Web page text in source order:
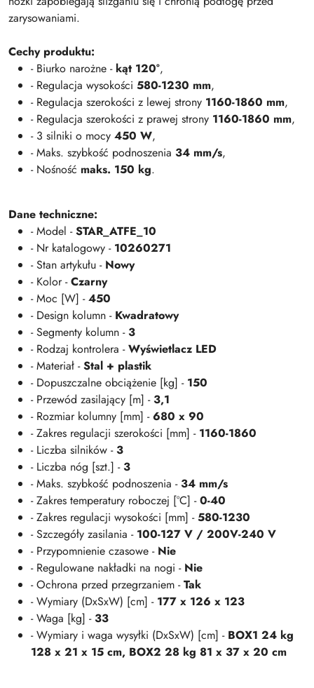
zarysowaniami.
Cechy produktu:
- Biurko narożne - kąt 120°,
- Regulacja wysokości 580-1230 mm,
- Regulacja szerokości z lewej strony 1160-1860 mm,
- Regulacja szerokości z prawej strony 1160-1860 mm,
- 3 silniki o mocy 450 W,
- Maks. szybkość podnoszenia 34 mm/s,
- Nośność maks. 150 kg.
Dane techniczne:
- Model -STAR_ATFE_10
- Nr katalogowy - 10260271
- Stan artykułu - Nowy
- Kolor -Czarny
- Moc [W] -450
- Design kolumn - Kwadratowy
- Segmenty kolumn -3
- Rodzaj kontrolera -Wyświetlacz LED
- Materiał -Stal + plastik
- Dopuszczalne obciążenie [kg] - 150
- Przewód zasilający [m] -3,1
- Rozmiar kolumny [mm] -680 x 90
- Zakres regulacji szerokości [mm] - 1160-1860
- Liczba silników -3
- Liczba nóg [szt.] -3
- Maks. szybkość podnoszenia -34 mm/s
- Zakres temperatury roboczej [°C] -0-40
- Zakres regulacji wysokości [mm] -580-1230
- Szczegóły zasilania - 100-127 V / 200V-240 V
- Przypomnienie czasowe - Nie
- Regulowane nakładki na nogi - Nie
- Ochrona przed przegrzaniem -Tak
- Wymiary (DxSxW) [cm] - 177 x 126 x 123
- Waga [kg] -33
- Wymiary i waga wysyłki (DxSxW) [cm] - BOX1 24 kg
128 x 21 x 15 cm, BOX2 28 kg 81 x 37 x 20 cm